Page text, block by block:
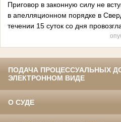
Приговор в законную силу не
в апелляционном порядке в
течении 15 суток со дня
ПОДАЧА ПРОЦЕССУАЛЬНЫХ
ЭЛЕКТРОННОМ ВИДЕ
О СУДЕ